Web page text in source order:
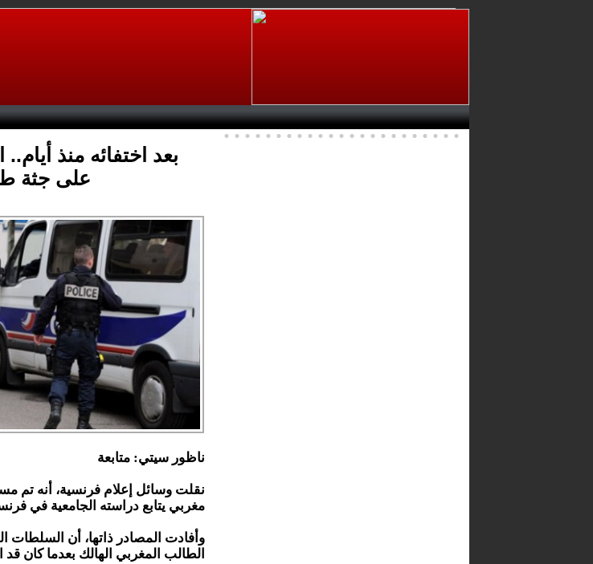
بعد اختفائه منذ
على جثة
ناظور سيتي: متابعة
نقلت وسائل إعلام فرنسية، أنه تم
مغربي يتابع دراسته الجامعية في
وأفادت المصادر ذاتها، أن السلطات
الطالب المغربي الهالك بعدما كان